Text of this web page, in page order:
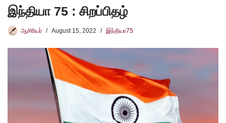
இந்தியா 75 : சிறப்பிதழ்
ஆசிரியர் August 15, 2022 இந்தியா75